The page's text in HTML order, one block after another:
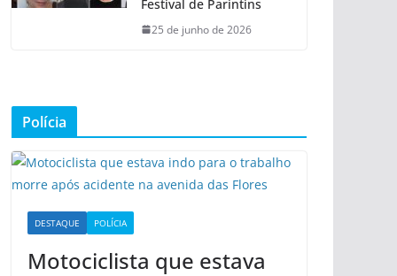
Festival de Parintins
25 de junho de 2026
Polícia
DESTAQUE POLÍCIA
Motociclista que estava